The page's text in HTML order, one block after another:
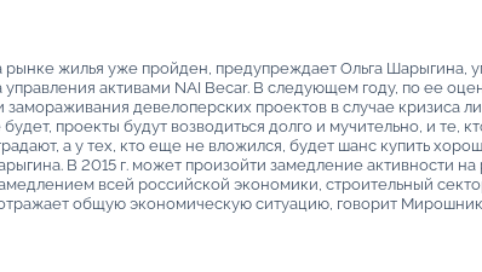
рынке жилья уже пройден, предупреждает Ольга Шарыгина,
управления активами NAI Becar. В следующем году, по ее
замораживания девелоперских проектов в случае кризиса
проекты будут возводиться долго и мучительно, и те,
а у тех, кто еще не вложился, будет шанс купить
В 2015 г. может произойти замедление активности
всей российской экономики, строительный
общую экономическую ситуацию, говорит